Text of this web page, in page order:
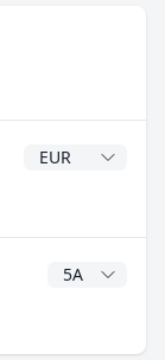
Divisa del
Años CAGR